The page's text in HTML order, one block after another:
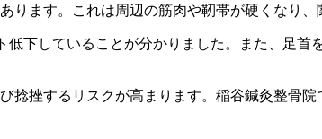
ます。これは周辺の筋肉や靭帯が硬くなり、
下していることが分かりました。また、足
捻挫するリスクが高まります。稲谷鍼灸整骨